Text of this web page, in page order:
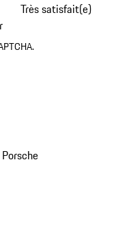
Très satisfait(e)